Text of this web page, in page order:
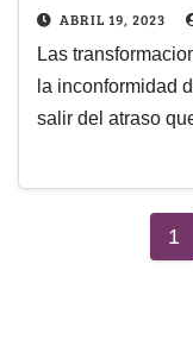
ABRIL 19, 2023
Las
la inconformidad
salir del atraso
1